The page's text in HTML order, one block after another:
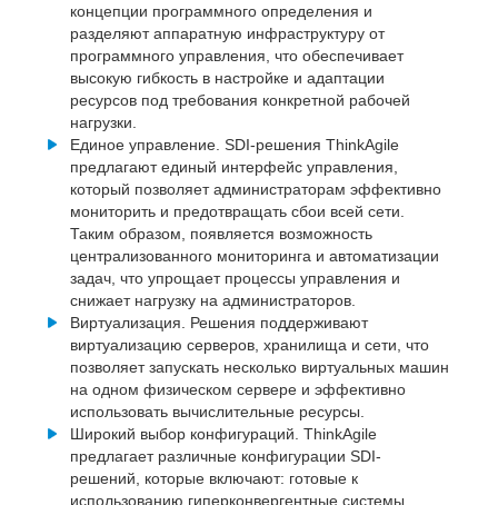
концепции программного определения и
разделяют аппаратную инфраструктуру от
программного управления, что обеспечивает
высокую гибкость в настройке и адаптации
ресурсов под требования конкретной рабочей
нагрузки.
Единое управление. SDI-решения ThinkAgile
предлагают единый интерфейс управления,
который позволяет администраторам эффективно
мониторить и предотвращать сбои всей сети.
Таким образом, появляется возможность
централизованного мониторинга и автоматизации
задач, что упрощает процессы управления и
снижает нагрузку на администраторов.
Виртуализация. Решения поддерживают
виртуализацию серверов, хранилища и сети, что
позволяет запускать несколько виртуальных машин
на одном физическом сервере и эффективно
использовать вычислительные ресурсы.
Широкий выбор конфигураций. ThinkAgile
предлагает различные конфигурации SDI-
решений, которые включают: готовые к
использованию гиперконвергентные системы,